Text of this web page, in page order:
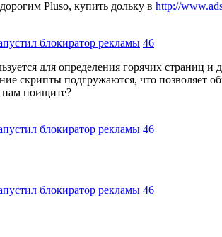
Pluso, купить дольку в http://
блокиратор рекламы 46
для определения горячих страниц
скрипты подгружаются, что позволяет
поищите?
блокиратор рекламы 46
блокиратор рекламы 46